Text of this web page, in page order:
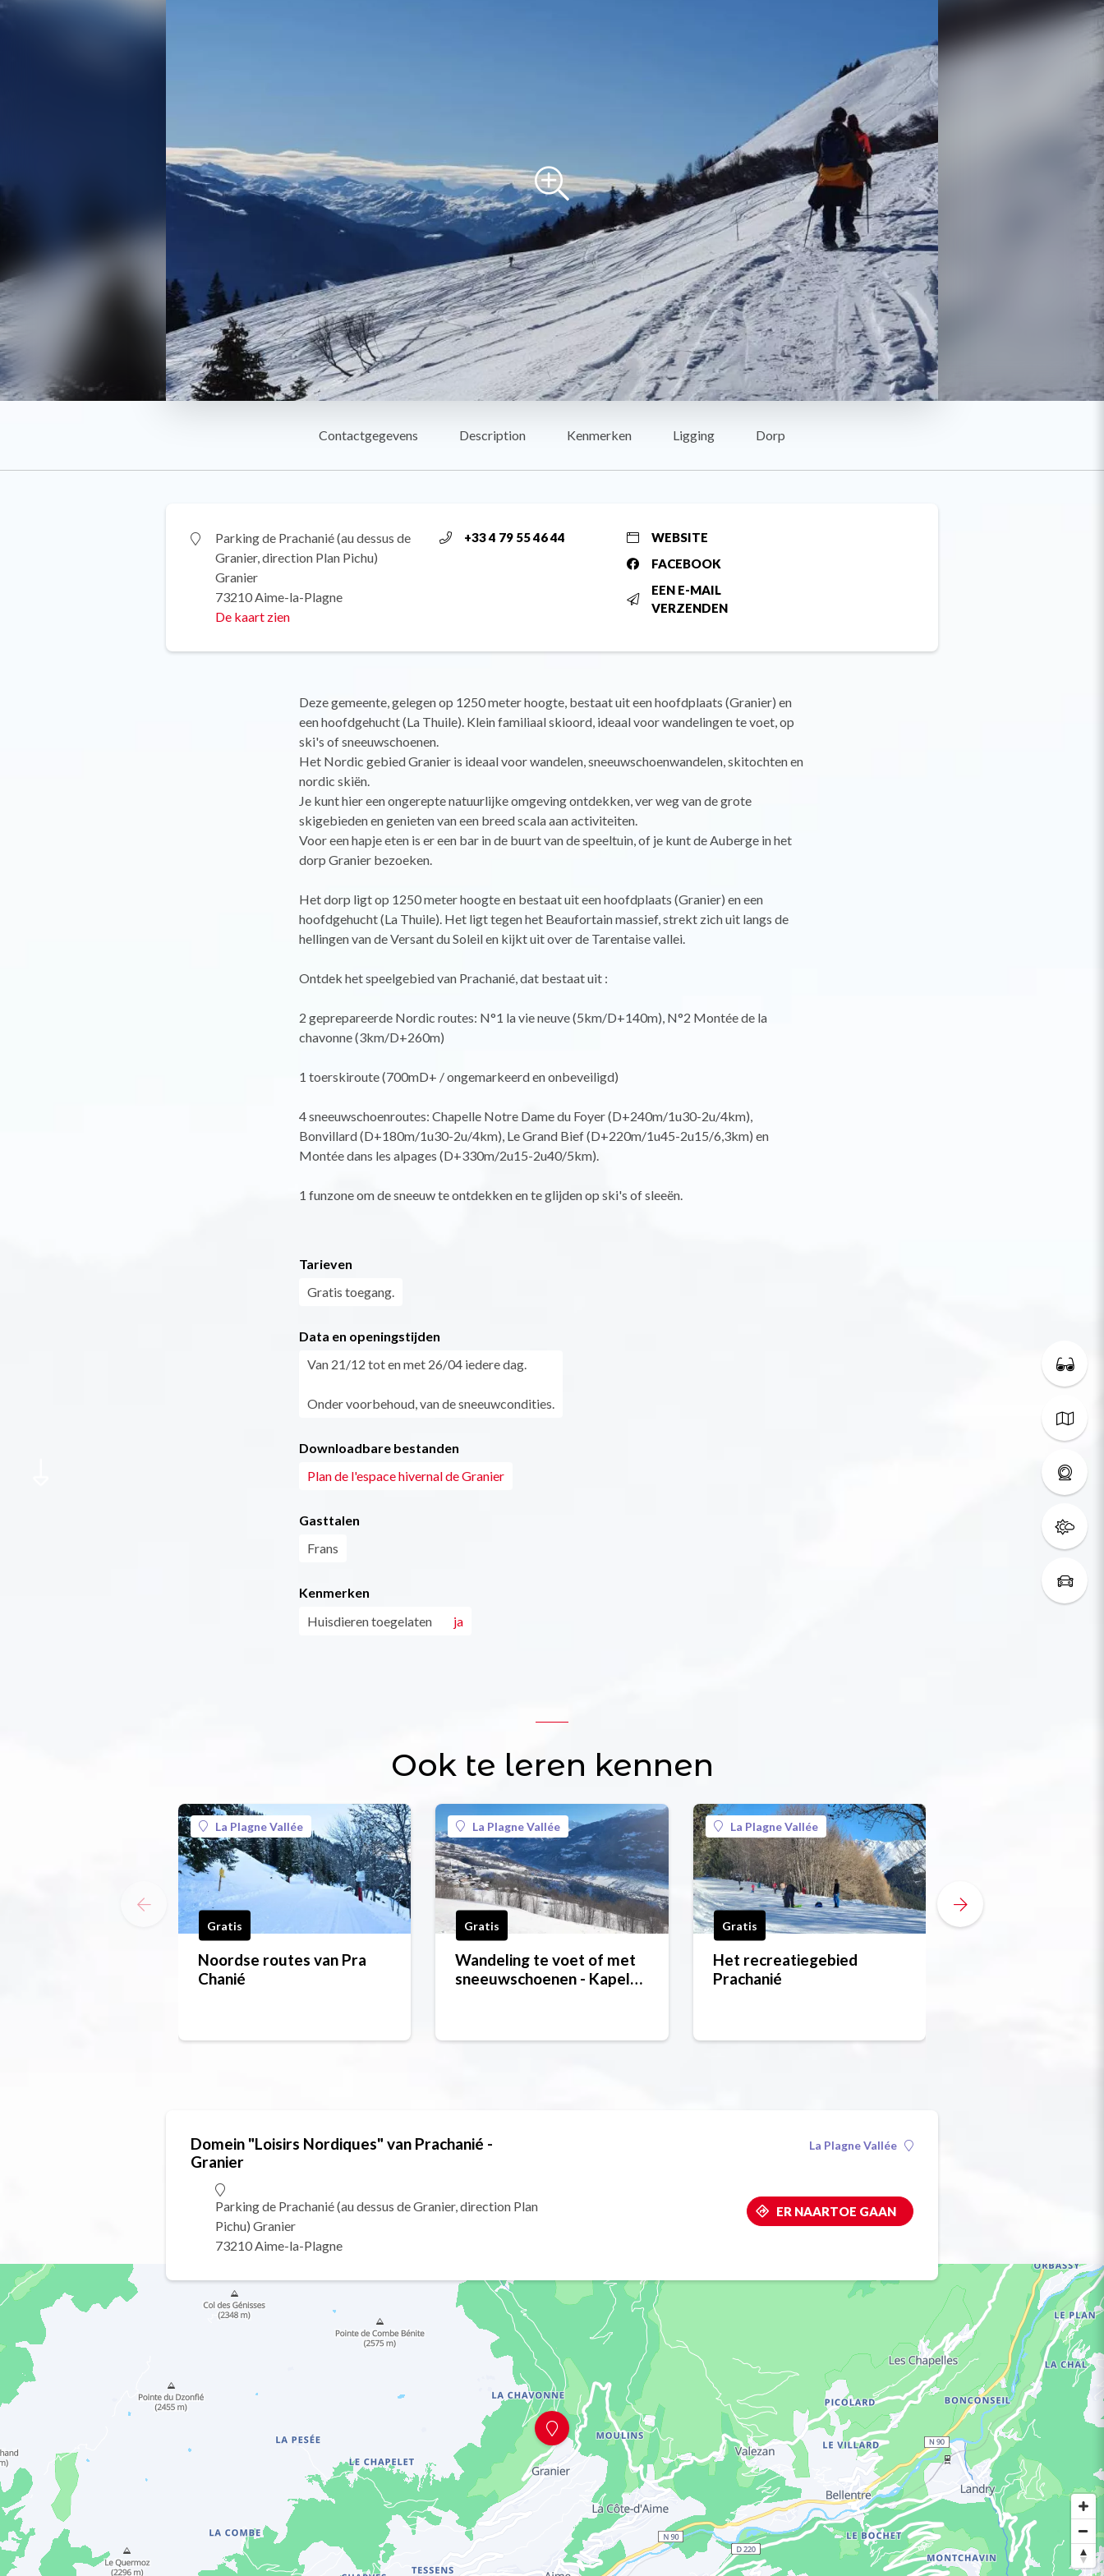
Contactgegevens Description Kenmerken Ligging Dorp
Parking de Prachanié (au dessus de
Granier, direction Plan Pichu)
Granier
73210 Aime-la-Plagne
De kaart zien
+33 4 79 55 46 44
WEBSITE
FACEBOOK
EEN E-MAIL
VERZENDEN
Deze gemeente, gelegen op 1250 meter hoogte, bestaat uit een hoofdplaats (Granier) en
een hoofdgehucht (La Thuile). Klein familiaal skioord, ideaal voor wandelingen te voet, op
ski's of sneeuwschoenen.
Het Nordic gebied Granier is ideaal voor wandelen, sneeuwschoenwandelen, skitochten en
nordic skiën.
Je kunt hier een ongerepte natuurlijke omgeving ontdekken, ver weg van de grote
skigebieden en genieten van een breed scala aan activiteiten.
Voor een hapje eten is er een bar in de buurt van de speeltuin, of je kunt de Auberge in het
dorp Granier bezoeken.
Het dorp ligt op 1250 meter hoogte en bestaat uit een hoofdplaats (Granier) en een
hoofdgehucht (La Thuile). Het ligt tegen het Beaufortain massief, strekt zich uit langs de
hellingen van de Versant du Soleil en kijkt uit over de Tarentaise vallei.
Ontdek het speelgebied van Prachanié, dat bestaat uit :
2 geprepareerde Nordic routes: N°1 la vie neuve (5km/D+140m), N°2 Montée de la
chavonne (3km/D+260m)
1 toerskiroute (700mD+ / ongemarkeerd en onbeveiligd)
4 sneeuwschoenroutes: Chapelle Notre Dame du Foyer (D+240m/1u30-2u/4km),
Bonvillard (D+180m/1u30-2u/4km), Le Grand Bief (D+220m/1u45-2u15/6,3km) en
Montée dans les alpages (D+330m/2u15-2u40/5km).
1 funzone om de sneeuw te ontdekken en te glijden op ski's of sleeën.
Tarieven
Gratis toegang.
Data en openingstijden
Van 21/12 tot en met 26/04 iedere dag.
Onder voorbehoud, van de sneeuwcondities.
Downloadbare bestanden
Plan de l'espace hivernal de Granier
Gasttalen
Frans
Kenmerken
Huisdieren toegelaten
ja
Ook te leren kennen
La Plagne Vallée
Gratis
Noordse routes van Pra
Chanié
La Plagne Vallée
Gratis
Wandeling te voet of met
sneeuwschoenen - Kapel
La Plagne Vallée
Gratis
Het recreatiegebied
Prachanié
Domein "Loisirs Nordiques" van Prachanié -
Granier
Parking de Prachanié (au dessus de Granier, direction Plan
Pichu) Granier
73210 Aime-la-Plagne
La Plagne Vallée
ER NAARTOE GAAN